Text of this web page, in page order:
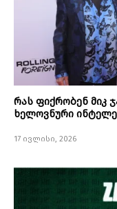
რას ფიქრობენ მიკ
ხელოვნური
17 ივლისი, 2026